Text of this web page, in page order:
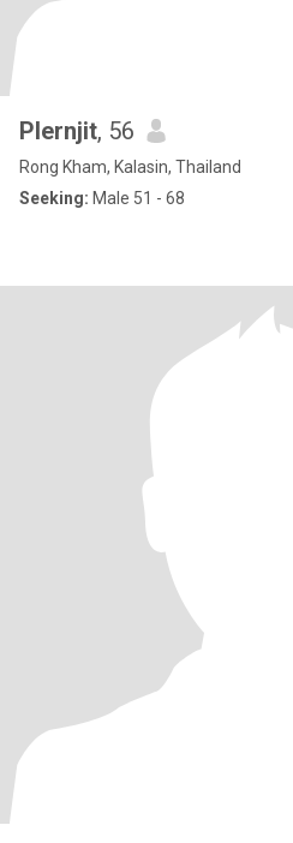
Plernjit, 56
Rong Kham, Kalasin, Thailand
Seeking: Male 51 - 68